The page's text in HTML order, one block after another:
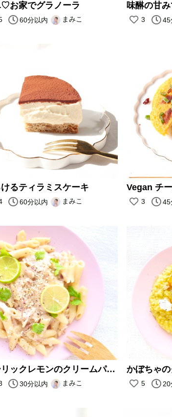
お家でグラノーラ
60分以内 まみこ
味醂の甘
3 45
けるティラミスケーキ
60分以内 まみこ
Vegan チ
3 45
ガーリックレモンのクリームパスタ
30分以内 まみこ
かぼちゃ
5 20